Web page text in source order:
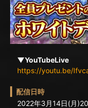
▼YouTubeLive
https://youtu.be/
配信日時
2022年3月14日(月